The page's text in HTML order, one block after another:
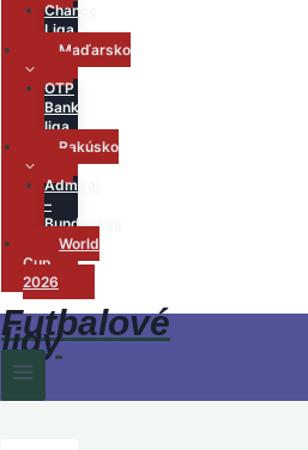
Chance
Liga
Maďarsko
OTP
Bank
liga
Rakúsko
Admiral
–
Bundesliga
World
Cup
2026
Futbalové
ligy